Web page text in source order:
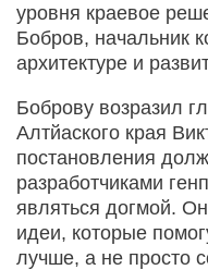
уровня краевое
Бобров, начальник
архитектуре и
Боброву возразил
Алтйаского края
постановления
разработчиками
являться догмой.
идеи, которые
лучше, а не просто